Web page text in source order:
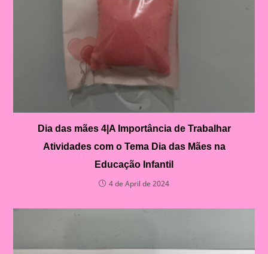
Dia das mães 4|A Importância de Trabalhar
Atividades com o Tema Dia das Mães na
Educação Infantil
4 de April de 2024